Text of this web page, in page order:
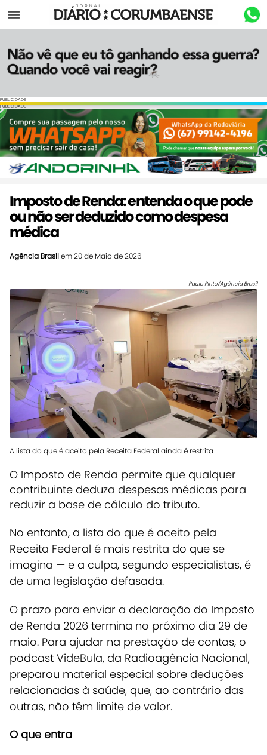
Menu
PUBLICIDADE
PUBLICIDADE
Imposto de Renda: entenda o que pode
ou não ser deduzido como despesa
médica
Agência Brasilem 20 de Maio de 2026
Paulo Pinto/Agência Brasil
A lista do que é aceito pela Receita Federal ainda é restrita
O Imposto de Renda permite que qualquer
contribuinte deduza despesas médicas para
reduzir a base de cálculo do tributo.
No entanto, a lista do que é aceito pela
Receita Federal é mais restrita do que se
imagina — e a culpa, segundo especialistas, é
de uma legislação defasada.
O prazo para enviar a declaração do Imposto
de Renda 2026 termina no próximo dia 29 de
maio. Para ajudar na prestação de contas, o
podcast VideBula, da Radioagência Nacional,
preparou material especial sobre deduções
relacionadas à saúde, que, ao contrário das
outras, não têm limite de valor.
O que entra